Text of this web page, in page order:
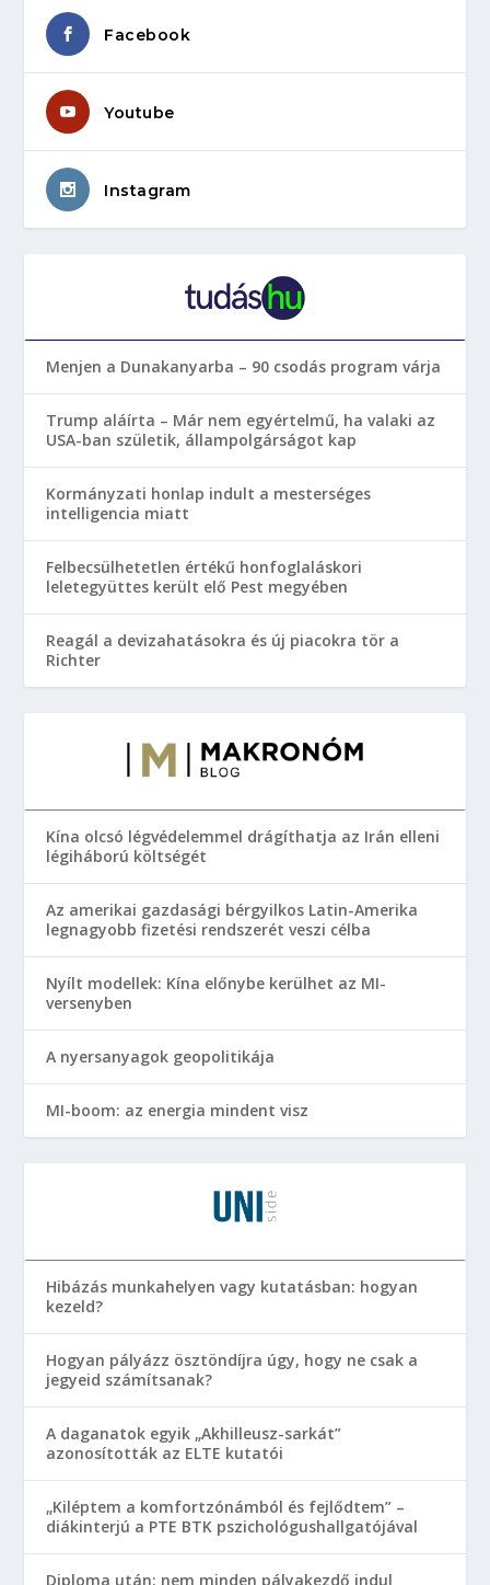
Facebook
Youtube
Instagram
Menjen a Dunakanyarba – 90 csodás program várja
Trump aláírta – Már nem egyértelmű, ha valaki az
USA-ban születik, állampolgárságot kap
Kormányzati honlap indult a mesterséges
intelligencia miatt
Felbecsülhetetlen értékű honfoglaláskori
leletegyüttes került elő Pest megyében
Reagál a devizahatásokra és új piacokra tör a
Richter
Kína olcsó légvédelemmel drágíthatja az Irán elleni
légiháború költségét
Az amerikai gazdasági bérgyilkos Latin-Amerika
legnagyobb fizetési rendszerét veszi célba
Nyílt modellek: Kína előnybe kerülhet az MI-
versenyben
A nyersanyagok geopolitikája
MI-boom: az energia mindent visz
Hibázás munkahelyen vagy kutatásban: hogyan
kezeld?
Hogyan pályázz ösztöndíjra úgy, hogy ne csak a
jegyeid számítsanak?
A daganatok egyik „Akhilleusz-sarkát”
azonosították az ELTE kutatói
„Kiléptem a komfortzónámból és fejlődtem” –
diákinterjú a PTE BTK pszichológushallgatójával
Diploma után: nem minden pályakezdő indul